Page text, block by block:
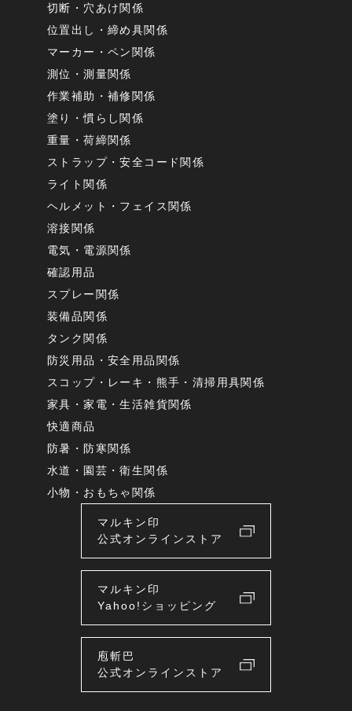
切断・穴あけ関係
位置出し・締め具関係
マーカー・ペン関係
測位・測量関係
作業補助・補修関係
塗り・慣らし関係
重量・荷締関係
ストラップ・安全コード関係
ライト関係
ヘルメット・フェイス関係
溶接関係
電気・電源関係
確認用品
スプレー関係
装備品関係
タンク関係
防災用品・安全用品関係
スコップ・レーキ・熊手・清掃用具関係
家具・家電・生活雑貨関係
快適商品
防暑・防寒関係
水道・園芸・衛生関係
小物・おもちゃ関係
マルキン印
公式オンラインストア
マルキン印
Yahoo!ショッピング
庖斬巴
公式オンラインストア